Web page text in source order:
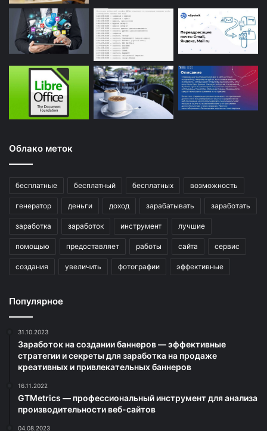
Облако меток
бесплатные бесплатный бесплатных возможность
генератор деньги доход зарабатывать заработать
заработка заработок инструмент лучшие
помощью предоставляет работы сайта сервис
создания увеличить фотографии эффективные
Популярное
31.10.2023
Заработок на создании баннеров — эффективные
стратегии и секреты для заработка на продаже
креативных и привлекательных баннеров
16.11.2022
GTMetrics — профессиональный инструмент для анализа
производительности веб-сайтов
04.08.2023